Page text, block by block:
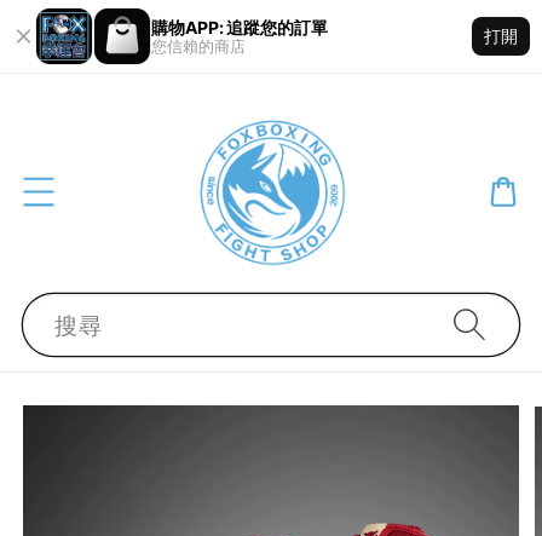
購物APP: 追蹤您的訂單
您信賴的商店
打開
搜尋